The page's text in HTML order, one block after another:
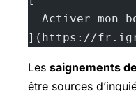
Activer mon
](https://
Les saignements
être sources